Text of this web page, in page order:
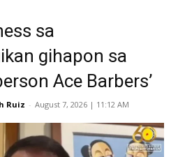
sa
gihapon sa
Ace Barbers’
Ruiz - August 7, 2026 | 11:12 AM